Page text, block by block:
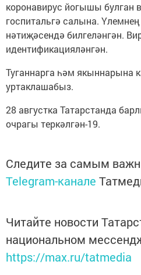
коронавирус йогышы
госпитальгә салына.
нәтиҗәсендә билгеләнгән.
идентификацияләнгән.
Туганнарга һәм якыннарына
уртаклашабыз.
28 августка Татарстанда
очрагы теркәлгән-19.
Следите за самым
Telegram-канале
Читайте новости
национальном
https://max.ru/tatmedia